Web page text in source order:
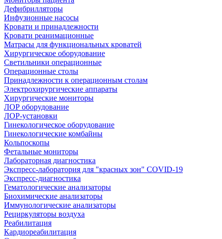
Дефибрилляторы
Инфузионные насосы
Кровати и принадлежности
Кровати реанимационные
Матрасы для функциональных кроватей
Хирургическое оборудование
Светильники операционные
Операционные столы
Принадлежности к операционным столам
Электрохирургические аппараты
Хирургические мониторы
ЛОР оборудование
ЛОР-установки
Гинекологическое оборудование
Гинекологические комбайны
Кольпоскопы
Фетальные мониторы
Лабораторная диагностика
Экспресс-лаборатория для "красных зон" COVID-19
Экспресс-диагностика
Гематологические анализаторы
Биохимические анализаторы
Иммунологические анализаторы
Рециркуляторы воздуха
Реабилитация
Кардиореабилитация